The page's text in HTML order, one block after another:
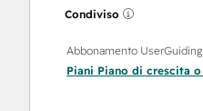
Condiviso
Abbonamento UserGuiding
Piani Piano di crescita o